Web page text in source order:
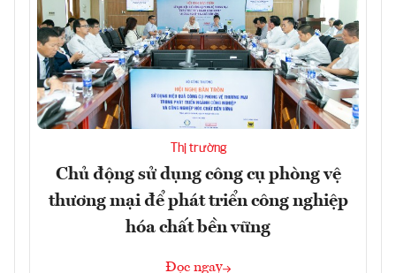
Thị trường
Chủ động sử dụng công cụ phòng vệ
thương mại để phát triển công nghiệp
hóa chất bền vững
Đọc ngay